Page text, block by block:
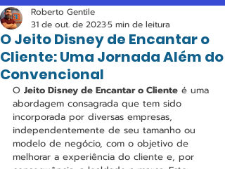
O Jeito Disney de Encantar o
Cliente: Uma Jornada Além do
Convencional
Roberto Gentile
31 de out. de 20235 min de leitura
O Jeito Disney de Encantar o Cliente é uma
abordagem consagrada que tem sido
incorporada por diversas empresas,
independentemente de seu tamanho ou
modelo de negócio, com o objetivo de
melhorar a experiência do cliente e, por